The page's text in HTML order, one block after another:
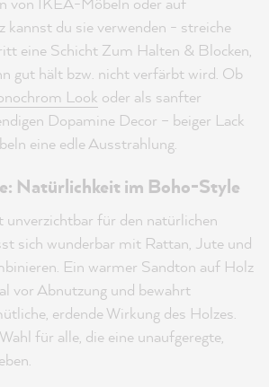
kannst du sie verwenden - streiche
eine Schicht Zum Halten & Blocken,
gut hält bzw. nicht verfärbt wird. Ob
Look oder als sanfter
Dopamine Decor – beiger Lack
eine edle Ausstrahlung.
Natürlichkeit im Boho-Style
unverzichtbar für den natürlichen
sich wunderbar mit Rattan, Jute und
Ein warmer Sandton auf Holz
vor Abnutzung und bewahrt
erdende Wirkung des Holzes.
für alle, die eine unaufgeregte,